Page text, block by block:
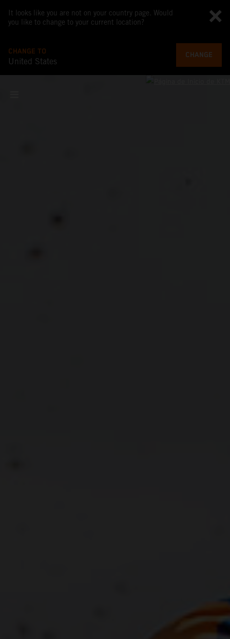
It looks like you are not on your country page. Would
you like to change to your current location?
CHANGE TO
United States
CHANGE